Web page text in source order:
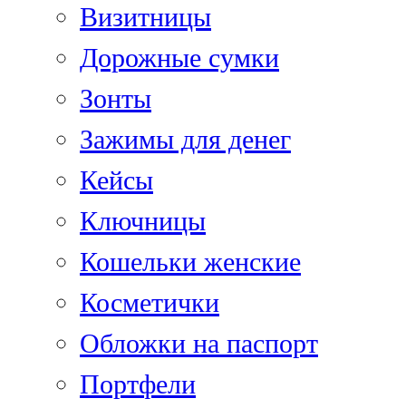
Визитницы
Дорожные сумки
Зонты
Зажимы для денег
Кейсы
Ключницы
Кошельки женские
Косметички
Обложки на паспорт
Портфели